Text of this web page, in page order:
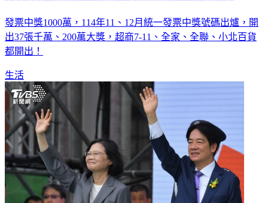
發票中獎1000萬，114年11、12月統一發票中獎號碼出爐，開
出37張千萬、200萬大獎，超商7-11、全家、全聯、小北百貨
都開出！
生活